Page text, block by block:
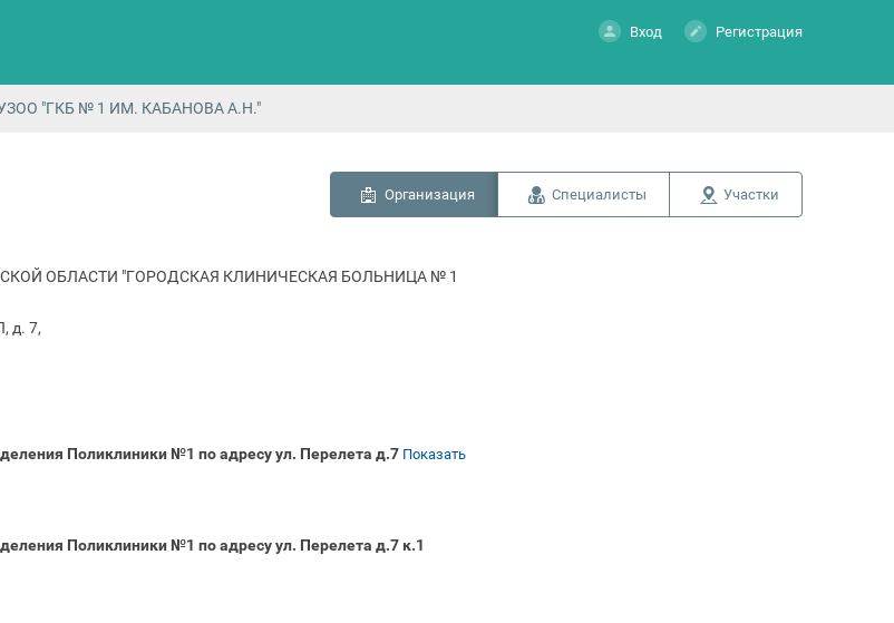
Вход Регистрация
"ГКБ № 1 ИМ. КАБАНОВА А.Н."
Организация Специалисты Участки
ОБЛАСТИ "ГОРОДСКАЯ КЛИНИЧЕСКАЯ БОЛЬНИЦА № 1
д. 7,
Поликлиники №1 по адресу ул. Перелета д.7 Показать
Поликлиники №1 по адресу ул. Перелета д.7 к.1